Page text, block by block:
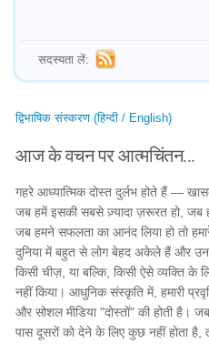
सदस्यता लें:
द्विभाषिक संस्करण (हिन्दी / English)
आज के वचन पर आत्मचिंतन...
गहरे आध्यात्मिक दोस्त दुर्लभ होते हैं —
जब हमें इसकी सबसे ज़्यादा ज़रूरत हो, जब
जब हमने सफलता का आनंद लिया हो तो
दुनिया में बहुत से लोग बेहद अकेले हैं और
किसी चीज़, या बल्कि, किसी ऐसे व्यक्ति
नहीं किया। आधुनिक संस्कृति में, हमारी
और सोशल मीडिया "दोस्तों" की होती है।
पास दूसरों को देने के लिए कुछ नहीं होता है,